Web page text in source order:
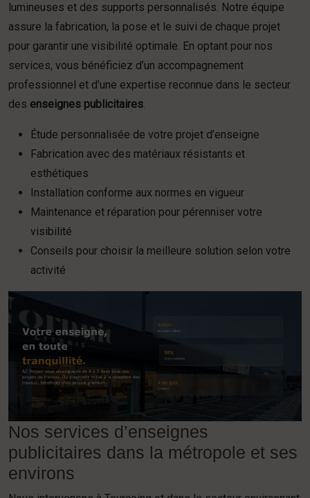
lumineuses et des supports personnalisés. Notre équipe
assure la fabrication, la pose et le suivi de chaque projet
pour garantir une visibilité optimale. En optant pour nos
services, vous bénéficiez d’un accompagnement
professionnel et d’une expertise reconnue dans le secteur
des enseignes publicitaires.
Étude personnalisée de votre projet d’enseigne
Fabrication avec des matériaux résistants et
esthétiques
Installation conforme aux normes en vigueur
Maintenance et réparation pour pérenniser votre
visibilité
Conseils pour choisir la meilleure solution selon votre
activité
Nos services d’enseignes
publicitaires dans la métropole et ses
environs